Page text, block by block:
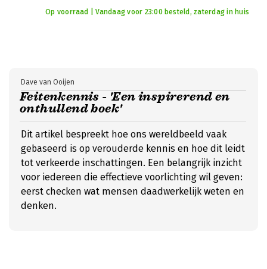
Op voorraad | Vandaag voor 23:00 besteld, zaterdag in huis
Feitenkennis - 'Een inspirerend en
onthullend boek'
Dave van Ooijen
Dit artikel bespreekt hoe ons wereldbeeld vaak
gebaseerd is op verouderde kennis en hoe dit leidt
tot verkeerde inschattingen. Een belangrijk inzicht
voor iedereen die effectieve voorlichting wil geven:
eerst checken wat mensen daadwerkelijk weten en
denken.